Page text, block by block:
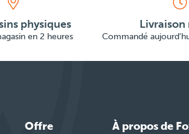
physiques
en 2 heures
Livraison
Commandé
Offre À propos de